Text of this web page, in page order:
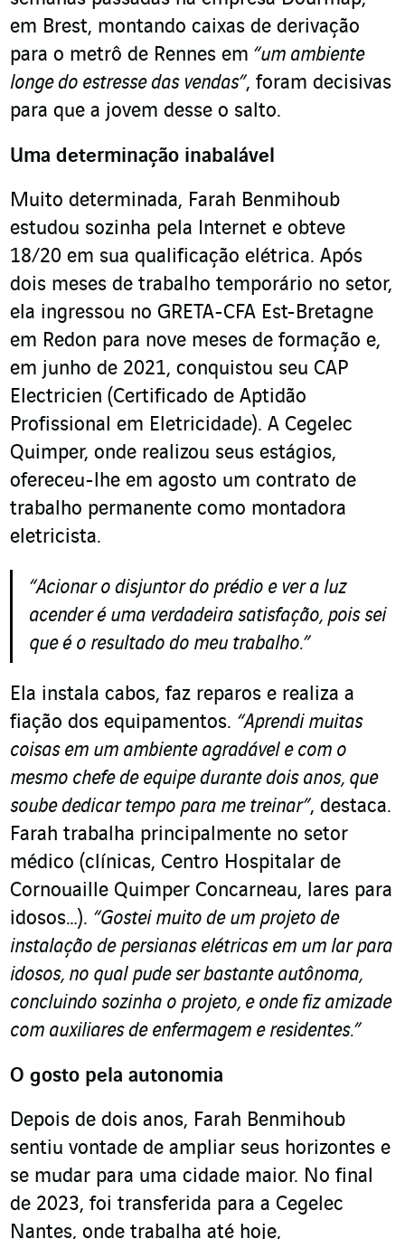
em Brest, montando caixas de derivação
para o metrô de Rennes em “um ambiente
longe do estresse das vendas”, foram decisivas
para que a jovem desse o salto.
Uma determinação inabalável
Muito determinada, Farah Benmihoub
estudou sozinha pela Internet e obteve
18/20 em sua qualificação elétrica. Após
dois meses de trabalho temporário no setor,
ela ingressou no GRETA-CFA Est-Bretagne
em Redon para nove meses de formação e,
em junho de 2021, conquistou seu CAP
Electricien (Certificado de Aptidão
Profissional em Eletricidade). A Cegelec
Quimper, onde realizou seus estágios,
ofereceu-lhe em agosto um contrato de
trabalho permanente como montadora
eletricista.
“Acionar o disjuntor do prédio e ver a luz
acender é uma verdadeira satisfação, pois sei
que é o resultado do meu trabalho.”
Ela instala cabos, faz reparos e realiza a
fiação dos equipamentos. “Aprendi muitas
coisas em um ambiente agradável e com o
mesmo chefe de equipe durante dois anos, que
soube dedicar tempo para me treinar”, destaca.
Farah trabalha principalmente no setor
médico (clínicas, Centro Hospitalar de
Cornouaille Quimper Concarneau, lares para
idosos…). “Gostei muito de um projeto de
instalação de persianas elétricas em um lar para
idosos, no qual pude ser bastante autônoma,
concluindo sozinha o projeto, e onde fiz amizade
com auxiliares de enfermagem e residentes.”
O gosto pela autonomia
Depois de dois anos, Farah Benmihoub
sentiu vontade de ampliar seus horizontes e
se mudar para uma cidade maior. No final
de 2023, foi transferida para a Cegelec
Nantes, onde trabalha até hoje,